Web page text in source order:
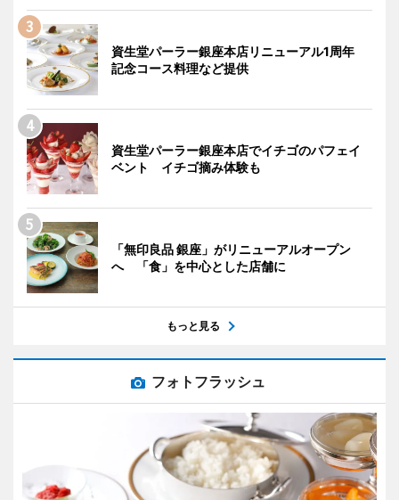
資生堂パーラー銀座本店リニューアル1周年
記念コース料理など提供
資生堂パーラー銀座本店でイチゴのパフェイ
ベント イチゴ摘み体験も
「無印良品 銀座」がリニューアルオープン
へ 「食」を中心とした店舗に
もっと見る
フォトフラッシュ